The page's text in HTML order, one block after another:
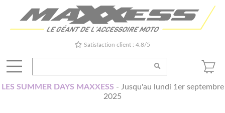
Satisfaction client : 4.8/5
LES SUMMER DAYS MAXXESS - Jusqu'au lundi 1er septembre
2025